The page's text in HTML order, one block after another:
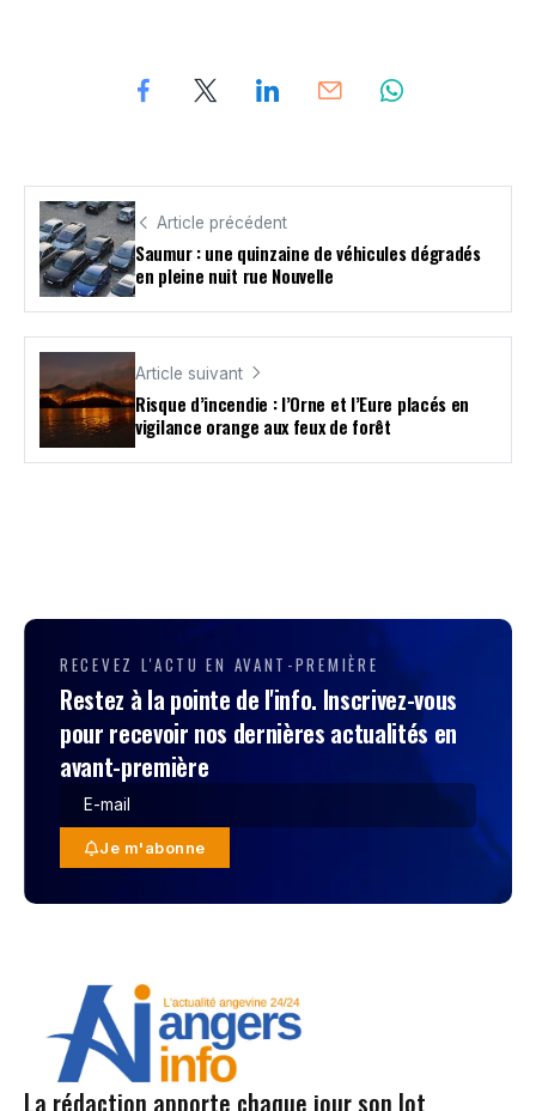
Article précédent
Saumur : une quinzaine de véhicules dégradés
en pleine nuit rue Nouvelle
Article suivant
Risque d’incendie : l’Orne et l’Eure placés en
vigilance orange aux feux de forêt
RECEVEZ L'ACTU EN AVANT-PREMIÈRE
Restez à la pointe de l'info. Inscrivez-vous
pour recevoir nos dernières actualités en
avant-première
Je m'abonne
La rédaction apporte chaque jour son lot